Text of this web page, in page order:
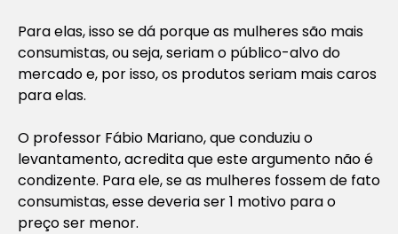
Para elas, isso se dá porque as mulheres são mais
consumistas, ou seja, seriam o público-alvo do
mercado e, por isso, os produtos seriam mais caros
para elas.
O professor Fábio Mariano, que conduziu o
levantamento, acredita que este argumento não é
condizente. Para ele, se as mulheres fossem de fato
consumistas, esse deveria ser 1 motivo para o
preço ser menor.